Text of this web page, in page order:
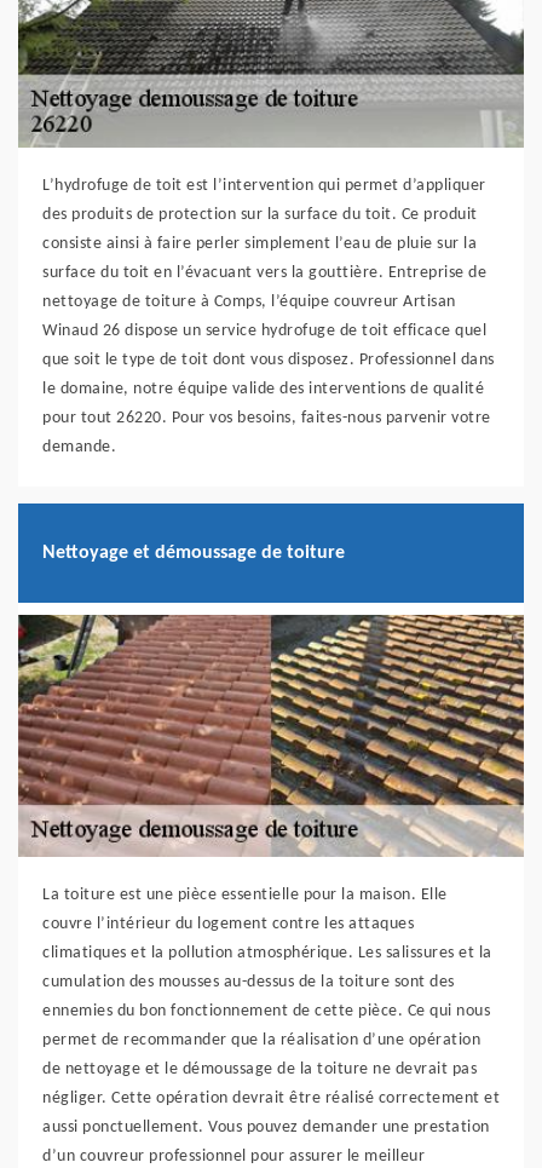
L’hydrofuge de toit est l’intervention qui permet d’appliquer
des produits de protection sur la surface du toit. Ce produit
consiste ainsi à faire perler simplement l’eau de pluie sur la
surface du toit en l’évacuant vers la gouttière. Entreprise de
nettoyage de toiture à Comps, l’équipe couvreur Artisan
Winaud 26 dispose un service hydrofuge de toit efficace quel
que soit le type de toit dont vous disposez. Professionnel dans
le domaine, notre équipe valide des interventions de qualité
pour tout 26220. Pour vos besoins, faites-nous parvenir votre
demande.
Nettoyage et démoussage de toiture
La toiture est une pièce essentielle pour la maison. Elle
couvre l’intérieur du logement contre les attaques
climatiques et la pollution atmosphérique. Les salissures et la
cumulation des mousses au-dessus de la toiture sont des
ennemies du bon fonctionnement de cette pièce. Ce qui nous
permet de recommander que la réalisation d’une opération
de nettoyage et le démoussage de la toiture ne devrait pas
négliger. Cette opération devrait être réalisé correctement et
aussi ponctuellement. Vous pouvez demander une prestation
d’un couvreur professionnel pour assurer le meilleur